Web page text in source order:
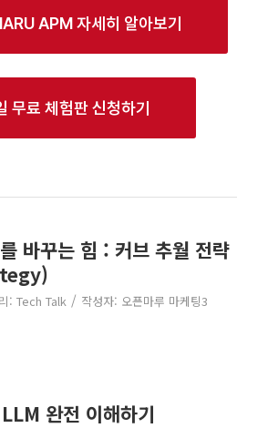
APM 자세히 알아보기
무료 체험판 신청하기
바꾸는 힘 : 커브 추월 전략
: Tech Talk / 작성자: 오픈마루 마케팅3
완전 이해하기